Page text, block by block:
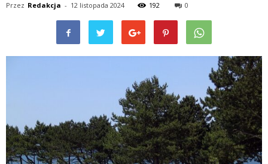
Przez Redakcja - 12 listopada 2024 192 0